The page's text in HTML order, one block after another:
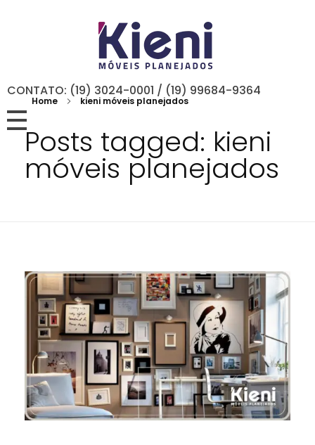
CONTATO: (19) 3024-0001 / (19) 99684-9364
Home kieni móveis planejados
Posts tagged: kieni
móveis planejados